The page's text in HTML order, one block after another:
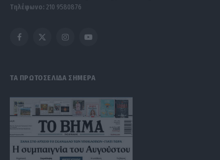
Τηλέφωνο: 210 9580876
Facebook
X
InstagramYouTube
ΤΑ ΠΡΩΤΟΣΕΛΙΔΑ ΣΗΜΕΡΑ